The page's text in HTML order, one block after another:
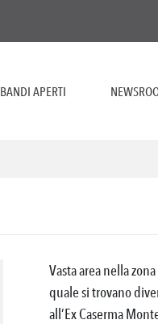
BANDI APERTI
Vasta area nella
quale si trovano
all’Ex Caserma